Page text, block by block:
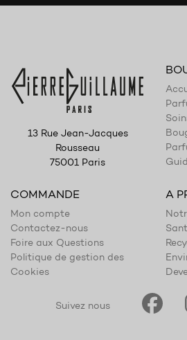
13 Rue Jean-Jacques
Rousseau
75001 Paris
COMMANDE
Mon compte
Contactez-nous
Foire aux Questions
Politique de gestion des
Cookies
A
Suivez nous